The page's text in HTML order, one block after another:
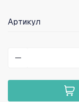
Артикул